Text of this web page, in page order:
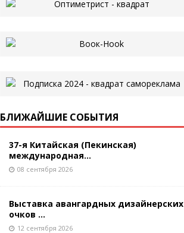
БЛИЖАЙШИЕ СОБЫТИЯ
37-я Китайская (Пекинская)
международная...
08 сентября 2026
Выставка авангардных дизайнерских
очков ...
12 сентября 2026